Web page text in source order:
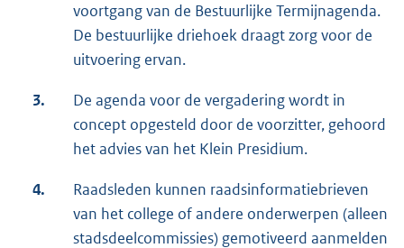
voortgang van de Bestuurlijke Termijnagenda.
De bestuurlijke driehoek draagt zorg voor de
uitvoering ervan.
3.
De agenda voor de vergadering wordt in
concept opgesteld door de voorzitter, gehoord
het advies van het Klein Presidium.
4.
Raadsleden kunnen raadsinformatiebrieven
van het college of andere onderwerpen (alleen
stadsdeelcommissies) gemotiveerd aanmelden